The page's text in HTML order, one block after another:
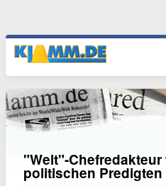
"Welt"-
politischen Predigten